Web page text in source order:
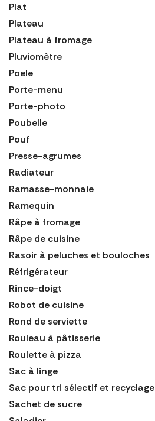
Plat
Plateau
Plateau à fromage
Pluviomètre
Poele
Porte-menu
Porte-photo
Poubelle
Pouf
Presse-agrumes
Radiateur
Ramasse-monnaie
Ramequin
Râpe à fromage
Râpe de cuisine
Rasoir à peluches et bouloches
Réfrigérateur
Rince-doigt
Robot de cuisine
Rond de serviette
Rouleau à pâtisserie
Roulette à pizza
Sac à linge
Sac pour tri sélectif et recyclage
Sachet de sucre